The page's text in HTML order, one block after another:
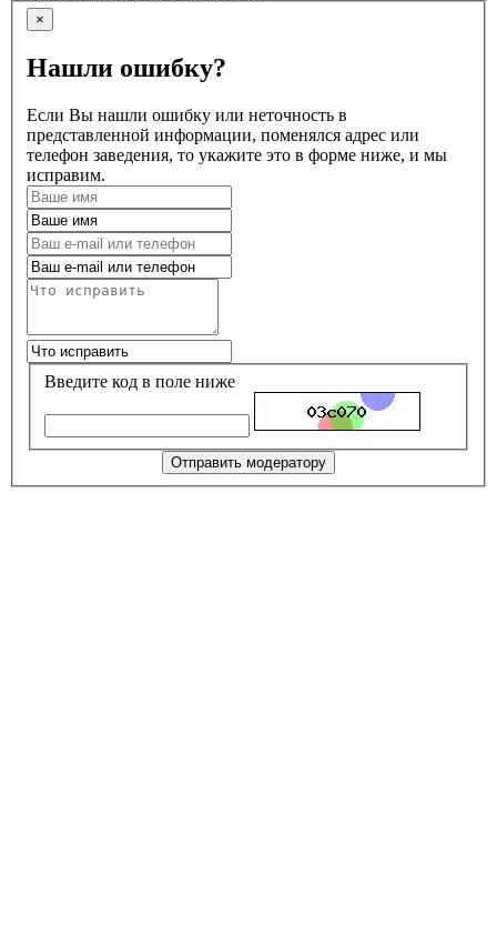
×
Нашли ошибку?
Если Вы нашли ошибку или неточность в
представленной информации, поменялся адрес или
телефон заведения, то укажите это в форме ниже, и мы
исправим.
Введите код в поле ниже
Отправить модератору